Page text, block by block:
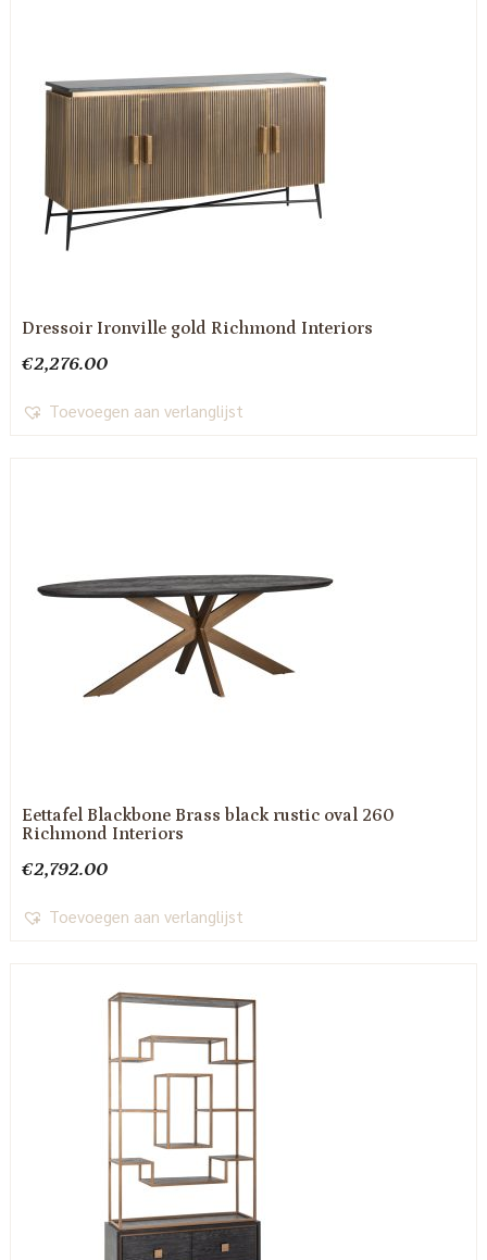
Dressoir Ironville gold Richmond Interiors
€2,276.00
Toevoegen aan verlanglijst
Eettafel Blackbone Brass black rustic oval 260
Richmond Interiors
€2,792.00
Toevoegen aan verlanglijst